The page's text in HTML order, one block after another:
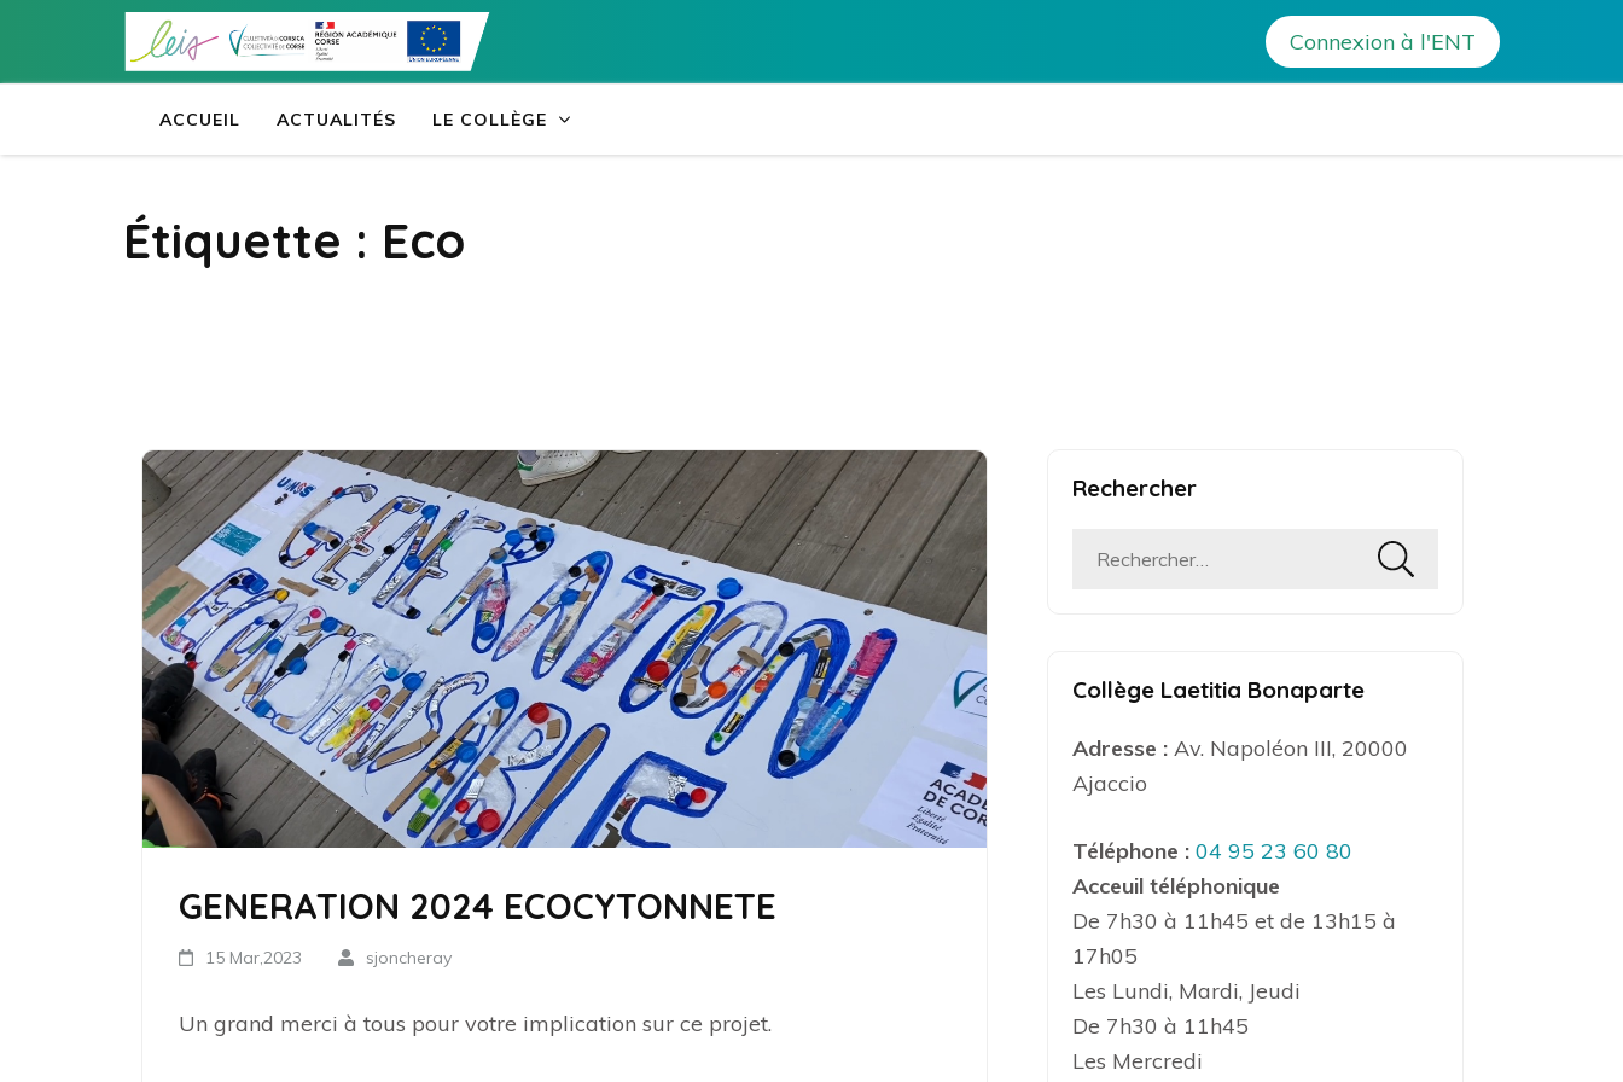
contenu
Entrée)
Collège Laetitia Bonaparte – AjaccioConnexion à l'ENT
ACCUEIL ACTUALITÉS LE COLLÈGE
Étiquette : Eco
GENERATION 2024 ECOCYTONNETE
15 Mar,2023 sjoncheray
Un grand merci à tous pour votre implication sur ce projet.
Rechercher
Rechercher :
Collège Laetitia Bonaparte
Adresse : Av. Napoléon III, 20000
Ajaccio
Téléphone : 04 95 23 60 80
Acceuil téléphonique
De 7h30 à 11h45 et de 13h15 à
17h05
Les Lundi, Mardi, Jeudi
De 7h30 à 11h45
Les Mercredi